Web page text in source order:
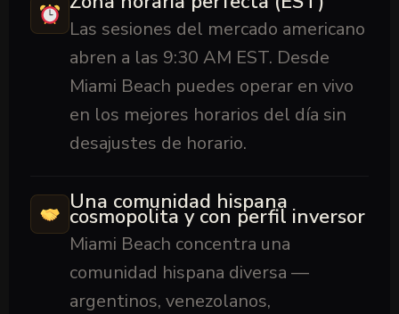
Las sesiones del mercado americano
abren a las 9:30 AM EST. Desde
Miami Beach puedes operar en vivo
en los mejores horarios del día sin
desajustes de horario.
Una comunidad hispana
cosmopolita y con perfil inversor
Miami Beach concentra una
comunidad hispana diversa —
argentinos, venezolanos,